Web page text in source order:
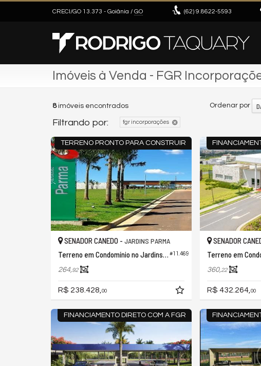
CRECI/GO 13.373 - Goiânia / GO (62) 9.8622-5593
Imóveis à Venda - FGR
8imóveis encontrados Ordenar por
Filtrando por: fgr incorporações
TERRENO PRONTO PARA CONSTRUIR
#11.469
SENADOR CANEDO - JARDINS PARMA
Terreno em Condomínio no Jardins Parma
264,92
R$ 238.428, 00
SENADOR
360,22
R$ 432.264, 00
FINANCIAMENTO DIRETO COM A FGR